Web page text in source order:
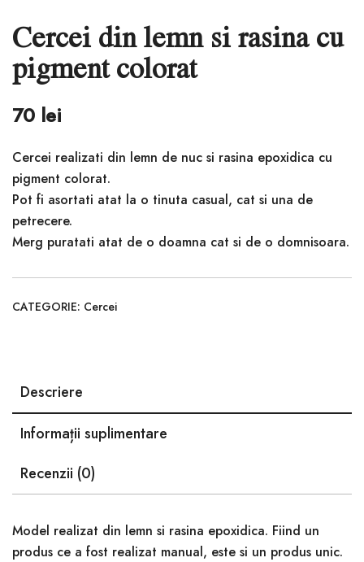
Cercei din lemn si rasina cu
pigment colorat
70 lei
Cercei realizati din lemn de nuc si rasina epoxidica cu
pigment colorat.
Pot fi asortati atat la o tinuta casual, cat si una de
petrecere.
Merg puratati atat de o doamna cat si de o domnisoara.
CATEGORIE: Cercei
Descriere
Informații suplimentare
Recenzii (0)
Model realizat din lemn si rasina epoxidica. Fiind un
produs ce a fost realizat manual, este si un produs unic.